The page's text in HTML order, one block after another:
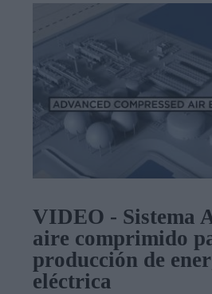
VIDEO - Sistema
aire comprimido
producción de
eléctrica